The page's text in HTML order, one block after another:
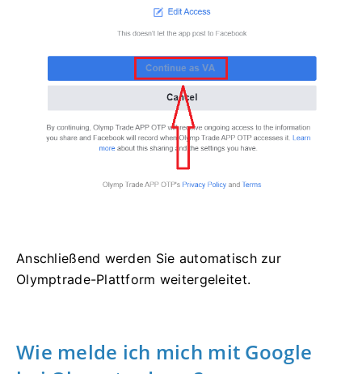
Anschließend werden Sie automatisch zur
Olymptrade-Plattform weitergeleitet.
Wie melde ich mich mit Google